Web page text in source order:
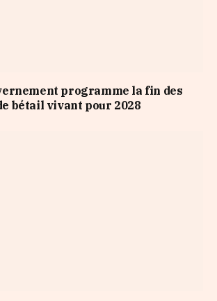
programme la fin des
bétail vivant pour 2028